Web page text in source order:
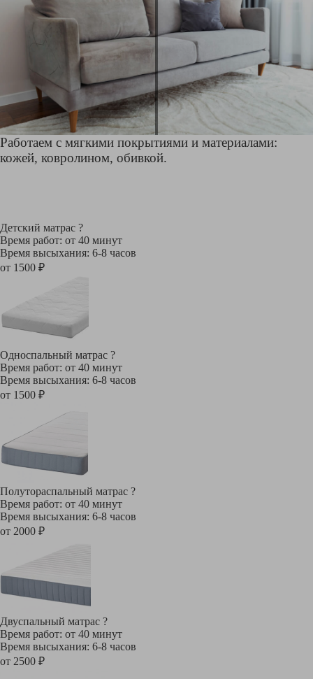
Работаем с мягкими покрытиями и материалами:
кожей, ковролином, обивкой.
Детский матрас ?
Время работ: от 40 минут
Время высыхания: 6-8 часов
от 1500 ₽
Односпальный матрас ?
Время работ: от 40 минут
Время высыхания: 6-8 часов
от 1500 ₽
Полутораспальный матрас ?
Время работ: от 40 минут
Время высыхания: 6-8 часов
от 2000 ₽
Двуспальный матрас ?
Время работ: от 40 минут
Время высыхания: 6-8 часов
от 2500 ₽